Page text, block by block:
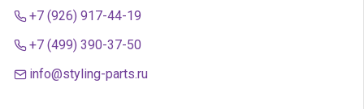
+7 (926) 917-44-19
+7 (499) 390-37-50
info@styling-parts.ru